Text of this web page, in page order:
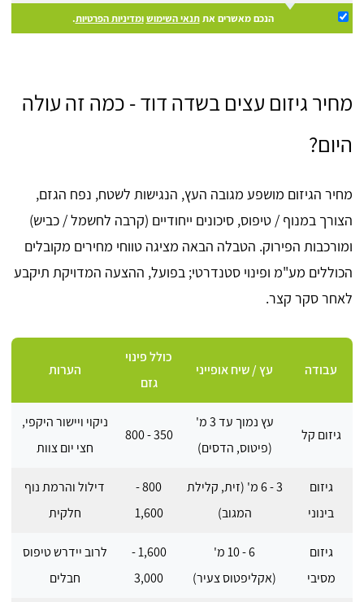
הנכם מאשרים אתתנאי השימוש ומדיניות הפרטיות.
מחיר גיזום עצים בשדה דוד - כמה זה עולה
היום?
מחיר הגיזום מושפע מגובה העץ, הנגישות לשטח, נפח הגזם,
הצורך במנוף / טיפוס, סיכונים ייחודיים (קרבה לחשמל / כביש)
ומורכבות הפירוק. הטבלה הבאה מציגה טווחי מחירים מקובלים
הכוללים מע"מ ופינוי סטנדרטי; בפועל, ההצעה המדויקת תיקבע
לאחר סקר קצר.
עבודה עץ / שיח אופייני
כולל פינוי
גזם
הערות
גיזום קל
עץ נמוך עד 3 מ'
(פיטוס, הדסים)
350 - 800
ניקוי ויישור היקפי,
חצי יום צוות
גיזום
בינוני
3 - 6 מ' (זית, קלילת
המגוב)
800 -
1,600
דילול והרמת נוף
חלקית
גיזום
מסיבי
6 - 10 מ'
(אקליפטוס צעיר)
1,600 -
3,000
לרוב יידרש טיפוס
חבלים